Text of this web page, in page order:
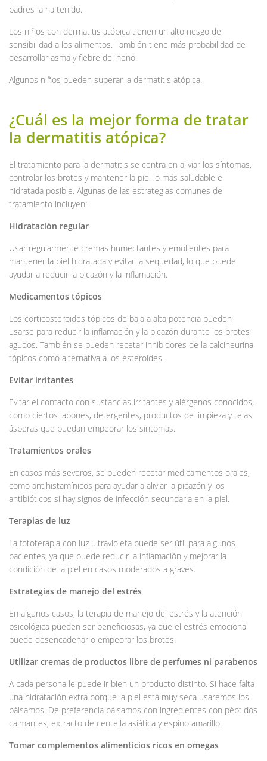
padres la ha tenido.
Los niños con dermatitis atópica tienen un alto riesgo de
sensibilidad a los alimentos. También tiene más probabilidad de
desarrollar asma y fiebre del heno.
Algunos niños pueden superar la dermatitis atópica.
¿Cuál es la mejor forma de tratar
la dermatitis atópica?
El tratamiento para la dermatitis se centra en aliviar los síntomas,
controlar los brotes y mantener la piel lo más saludable e
hidratada posible. Algunas de las estrategias comunes de
tratamiento incluyen:
Hidratación regular
Usar regularmente cremas humectantes y emolientes para
mantener la piel hidratada y evitar la sequedad, lo que puede
ayudar a reducir la picazón y la inflamación.
Medicamentos tópicos
Los corticosteroides tópicos de baja a alta potencia pueden
usarse para reducir la inflamación y la picazón durante los brotes
agudos. También se pueden recetar inhibidores de la calcineurina
tópicos como alternativa a los esteroides.
Evitar irritantes
Evitar el contacto con sustancias irritantes y alérgenos conocidos,
como ciertos jabones, detergentes, productos de limpieza y telas
ásperas que puedan empeorar los síntomas.
Tratamientos orales
En casos más severos, se pueden recetar medicamentos orales,
como antihistamínicos para ayudar a aliviar la picazón y los
antibióticos si hay signos de infección secundaria en la piel.
Terapias de luz
La fototerapia con luz ultravioleta puede ser útil para algunos
pacientes, ya que puede reducir la inflamación y mejorar la
condición de la piel en casos moderados a graves.
Estrategias de manejo del estrés
En algunos casos, la terapia de manejo del estrés y la atención
psicológica pueden ser beneficiosas, ya que el estrés emocional
puede desencadenar o empeorar los brotes.
Utilizar cremas de productos libre de perfumes ni parabenos
A cada persona le puede ir bien un producto distinto. Si hace falta
una hidratación extra porque la piel está muy seca usaremos los
bálsamos. De preferencia bálsamos con ingredientes con péptidos
calmantes, extracto de centella asiática y espino amarillo.
Tomar complementos alimenticios ricos en omegas